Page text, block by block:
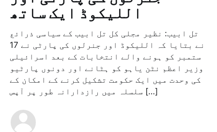
اللیکوڈ ایک ساتھ
تل ابیب: نظیر مجلی کل تل ابیب کے سیاسی ذرائع
نے بتایا کہ اللیکوڈ اور جنرلوں کی پارٹی نے 17
ستمبر کو ہونے والے انتخابات کے بعد اسرائیلی
وزیر اعظم نٹن یاہو کو ہٹانے اور دونوں پارٹیو
کی وحدت میں ایک حکومت تشکیل کرنے کے امکان کے
سلسلہ میں رازدارانہ طور پر آپس […]